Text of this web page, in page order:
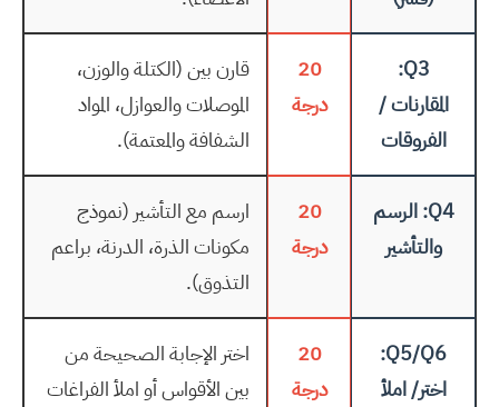
Q3:
المقارنات /
الفروقات
20
درجة
قارن بين (الكتلة والوزن،
الموصلات والعوازل، المواد
الشفافة والمعتمة).
Q4: الرسم
والتأشير
20
درجة
ارسم مع التأشير (نموذج
مكونات الذرة، الدرنة، براعم
التذوق).
Q5/Q6:
اختر/ املأ
20
درجة
اختر الإجابة الصحيحة من
بين الأقواس أو املأ الفراغات